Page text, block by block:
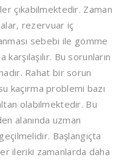
çıkabilmektedir. Zaman
rezervuar iç
sebebi ile gömme
Bu sorunların
Rahat bir sorun
kaçırma problemi bazı
olabilmektedir. Bu
alanında uzman
Başlangıçta
ileriki zamanlarda daha